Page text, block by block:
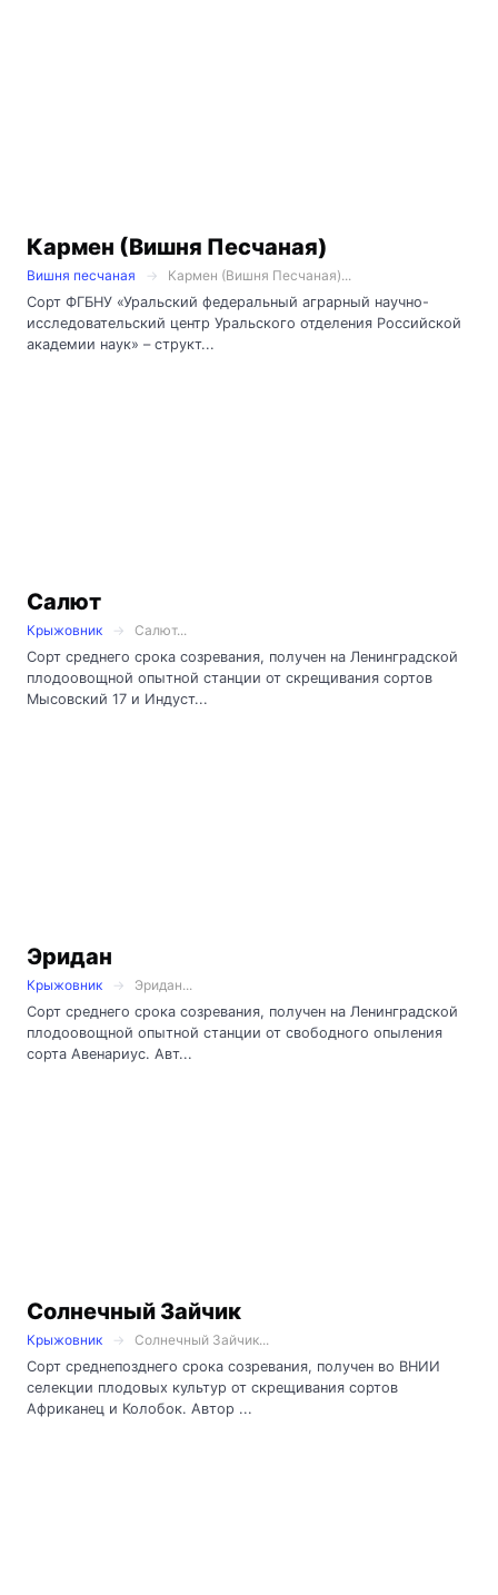
Кармен (Вишня Песчаная)
Вишня песчаная
Кармен (Вишня Песчаная)...
Сорт ФГБНУ «Уральский федеральный аграрный научно-
исследовательский центр Уральского отделения Российской
академии наук» – структ...
Салют
Крыжовник
Салют...
Сорт среднего срока созревания, получен на Ленинградской
плодоовощной опытной станции от скрещивания сортов
Мысовский 17 и Индуст...
Эридан
Крыжовник
Эридан...
Сорт среднего срока созревания, получен на Ленинградской
плодоовощной опытной станции от свободного опыления
сорта Авенариус. Авт...
Солнечный Зайчик
Крыжовник
Солнечный Зайчик...
Сорт среднепозднего срока созревания, получен во ВНИИ
селекции плодовых культур от скрещивания сортов
Африканец и Колобок. Автор ...